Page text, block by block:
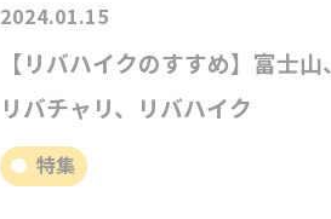
2024.01.15
【リバハイクのすすめ】富士山、
リバチャリ、リバハイク
特集